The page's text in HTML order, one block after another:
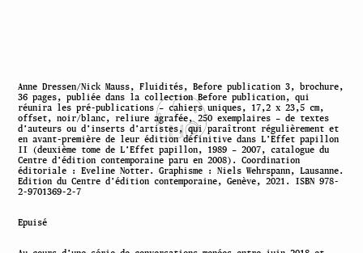
Anne Dressen/Nick Mauss, Fluidités, Before publication 3, brochure,
36 pages, publiée dans la collection Before publication, qui
réunira les pré-publications – cahiers uniques, 17,2 x 23,5 cm,
offset, noir/blanc, reliure agrafée, 250 exemplaires – de textes
d’auteurs ou d’inserts d’artistes, qui paraîtront régulièrement et
en avant-première de leur édition définitive dans L’Effet papillon
II (deuxième tome de L’Effet papillon, 1989 – 2007, catalogue du
Centre d’édition contemporaine paru en 2008). Coordination
éditoriale : Eveline Notter. Graphisme : Niels Wehrspann, Lausanne.
Edition du Centre d’édition contemporaine, Genève, 2021. ISBN 978-
2-9701369-2-7
Epuisé